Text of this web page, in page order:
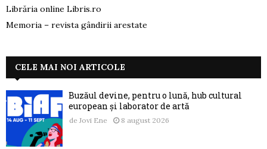
Librăria online Libris.ro
Memoria – revista gândirii arestate
CELE MAI NOI ARTICOLE
Buzăul devine, pentru o lună, hub cultural
european și laborator de artă
de Jovi Ene 8 august 2026